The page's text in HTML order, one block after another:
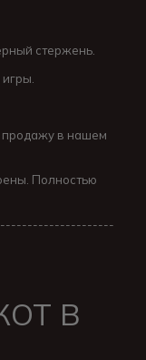
стержень.
продажу в нашем
Полностью
В